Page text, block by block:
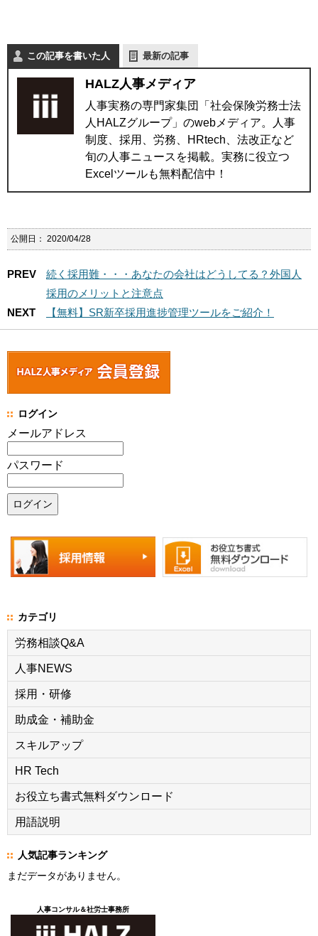
この記事を書いた人 最新の記事
HALZ人事メディア
人事実務の専門家集団「社会保険労務士法
人HALZグループ」のwebメディア。人事
制度、採用、労務、HRtech、法改正など
旬の人事ニュースを掲載。実務に役立つ
Excelツールも無料配信中！
公開日： 2020/04/28
PREV
続く採用難・・・あなたの会社はどうしてる？外国人
採用のメリットと注意点
NEXT
【無料】SR新卒採用進捗管理ツールをご紹介！
ログイン
メールアドレス
パスワード
カテゴリ
労務相談Q&A
人事NEWS
採用・研修
助成金・補助金
スキルアップ
HR Tech
お役立ち書式無料ダウンロード
用語説明
人気記事ランキング
まだデータがありません。
人事コンサル＆社労士事務所